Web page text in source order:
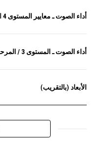
أداء الصوت ـ معايير المستوى 4 النهائي/المرحلة V
أداء الصوت ـ المستوى 3 / المرحلة IIIA
الأبعاد (بالتقريب)